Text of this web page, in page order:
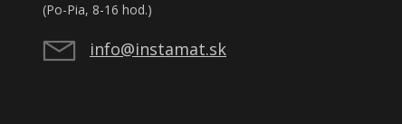
(Po-Pia, 8-16 hod.)
info@instamat.sk